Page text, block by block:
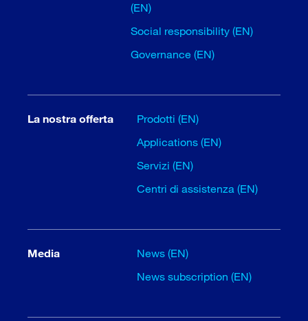
(EN)
Social responsibility (EN)
Governance (EN)
La nostra offerta
Prodotti (EN)
Applications (EN)
Servizi (EN)
Centri di assistenza (EN)
Media
News (EN)
News subscription (EN)